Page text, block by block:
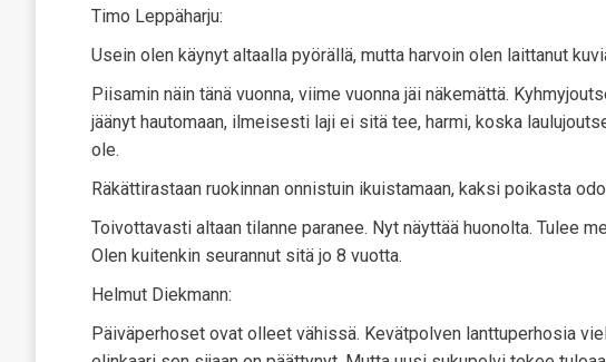
Timo Leppäharju:
Usein olen käynyt altaalla pyörällä, mutta harvoin olen laittanut
Piisamin näin tänä vuonna, viime vuonna jäi näkemättä.
jäänyt hautomaan, ilmeisesti laji ei sitä tee, harmi, koska
ole.
Räkättirastaan ruokinnan onnistuin ikuistamaan, kaksi poikasta
Toivottavasti altaan tilanne paranee. Nyt näyttää huonolta. Tulee
Olen kuitenkin seurannut sitä jo 8 vuotta.
Helmut Diekmann:
Päiväperhoset ovat olleet vähissä. Kevätpolven lanttuperhosia